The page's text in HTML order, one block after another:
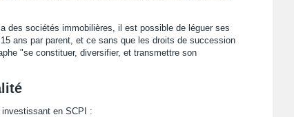
des sociétés immobilières, il est possible de léguer ses
ans par parent, et ce sans que les droits de succession
"se constituer, diversifier, et transmettre son
en SCPI :